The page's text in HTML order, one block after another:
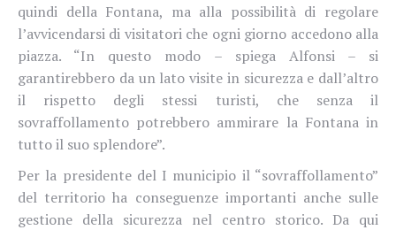
quindi della Fontana, ma alla possibilità di regolare
l’avvicendarsi di visitatori che ogni giorno accedono alla
piazza. “In questo modo – spiega Alfonsi – si
garantirebbero da un lato visite in sicurezza e dall’altro
il rispetto degli stessi turisti, che senza il
sovraffollamento potrebbero ammirare la Fontanain
tutto il suo splendore”.
Per la presidente del I municipio il “sovraffollamento”
del territorio ha conseguenze importanti anche sulle
gestione della sicurezza nel centro storico. Da qui